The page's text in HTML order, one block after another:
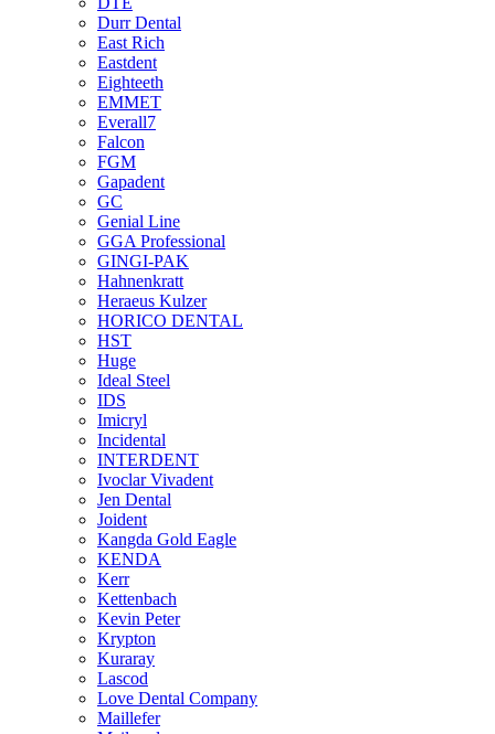
Durr Dental
East Rich
Eastdent
Eighteeth
EMMET
Everall7
Falcon
FGM
Gapadent
GC
Genial Line
GGA Professional
GINGI-PAK
Hahnenkratt
Heraeus Kulzer
HORICO DENTAL
HST
Huge
Ideal Steel
IDS
Imicryl
Incidental
INTERDENT
Ivoclar Vivadent
Jen Dental
Joident
Kangda Gold Eagle
KENDA
Kerr
Kettenbach
Kevin Peter
Krypton
Kuraray
Lascod
Love Dental Company
Maillefer